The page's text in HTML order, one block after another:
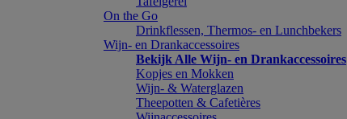
On the Go
Drinkflessen, Thermos- en Lunchbekers
Wijn- en Drankaccessoires
Bekijk Alle Wijn- en Drankaccessoires
Kopjes en Mokken
Wijn- & Waterglazen
Theepotten & Cafetières